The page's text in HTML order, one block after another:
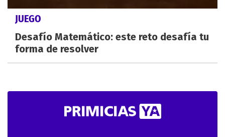
JUEGO
Desafío Matemático: este reto desafía tu
forma de resolver